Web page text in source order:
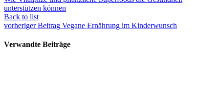
unterstützen können
Back to list
vorheriger Beitrag Vegane Ernährung im Kinderwunsch
Verwandte Beiträge